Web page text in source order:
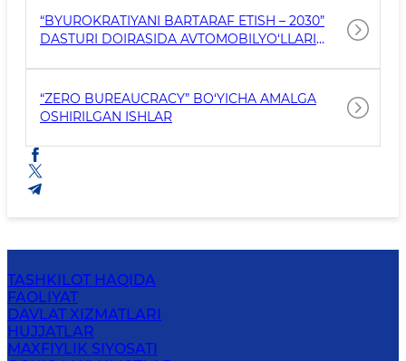
“BYUROKRATIYANI BARTARAF ETISH – 2030”
DASTURI DOIRASIDA AVTOMOBILYO‘LLARI
AMALGA OSHIRILADIGAN CHORA-TADBIRLAR
REJASI
“ZERO BUREAUCRACY” BO‘YICHA AMALGA
OSHIRILGAN ISHLAR
TASHKILOT HAQIDA
FAOLIYAT
DAVLAT XIZMATLARI
HUJJATLAR
MAXFIYLIK SIYOSATI